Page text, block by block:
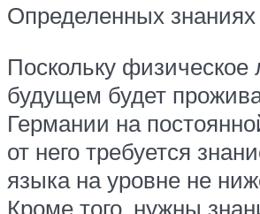
Определенных знаниях
Поскольку физическое
будущем будет
Германии на
от него требуется
языка на уровне не
Кроме того, нужны